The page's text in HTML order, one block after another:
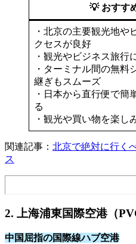
💡 おすす
・北京の主要観光地や
クセスが良好
・観光やビジネス旅行
・ターミナル間の無料
継ぎもスムーズ
・日本から直行便で簡
る
・観光や買い物を楽し
関連記事： 北京で絶対に行く
ス
2. 上海浦東国際空港（
中国屈指の国際線ハブ空港